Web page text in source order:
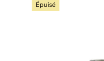
Épuisé